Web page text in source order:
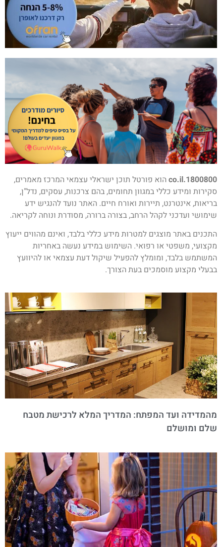
1800800.co.il
הוא פורטל תוכן ישראלי עצמאי המרכז מאמרים,
סקירות ומידע כללי במגוון תחומים, בהם צרכנות, עסקים, נדל"ן,
בריאות, אינטרנט, תיירות ואורח חיים. האתר נועד להנגיש ידע
שימושי ועדכני לקהל הרחב, בצורה ברורה, מסודרת ונוחה לקריאה.
התכנים באתר מוצגים למטרות מידע כללי בלבד, ואינם מהווים ייעוץ
מקצועי, משפטי או רפואי. השימוש במידע נעשה באחריות
המשתמש בלבד, ומומלץ להפעיל שיקול דעת עצמאי או להיוועץ
בבעלי מקצוע מוסמכים בעת הצורך.
מהמדידה ועד המפתח: המדריך המלא לרכישת מטבח
שלם ומושלם